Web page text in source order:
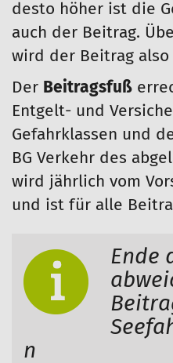
desto höher ist die
auch der Beitrag.
wird der Beitrag
Der Beitragsfuß
Entgelt- und
Gefahrklassen und
BG Verkehr des
wird jährlich vom
und ist für alle
Ende
n